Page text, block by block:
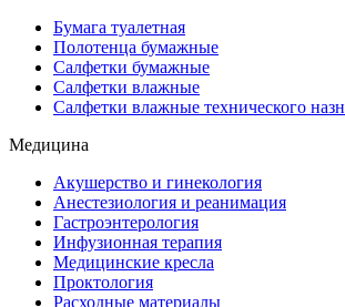
Бумага туалетная
Полотенца бумажные
Салфетки бумажные
Салфетки влажные
Салфетки влажные технического
Медицина
Акушерство и гинекология
Анестезиология и реанимация
Гастроэнтерология
Инфузионная терапия
Медицинские кресла
Проктология
Расходные материалы